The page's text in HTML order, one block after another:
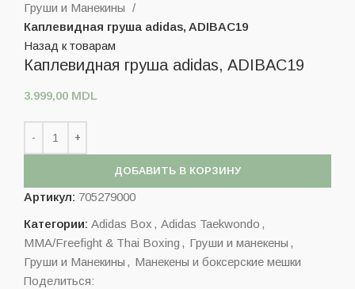
Груши и Манекины
Каплевидная груша adidas, ADIBAC19
Назад к товарам
Каплевидная груша adidas, ADIBAC19
3.999,00 MDL
ДОБАВИТЬ В КОРЗИНУ
Артикул: 705279000
Категории: Adidas Box , Adidas Taekwondo ,
MMA/Freefight & Thai Boxing , Груши и манекены ,
Груши и Манекины , Манекены и боксерские мешки
Поделиться: